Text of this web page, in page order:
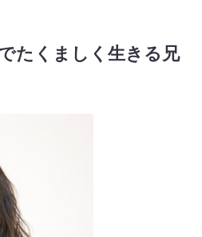
たくましく生きる兄